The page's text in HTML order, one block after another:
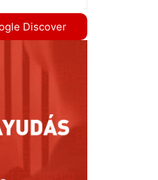
Discover